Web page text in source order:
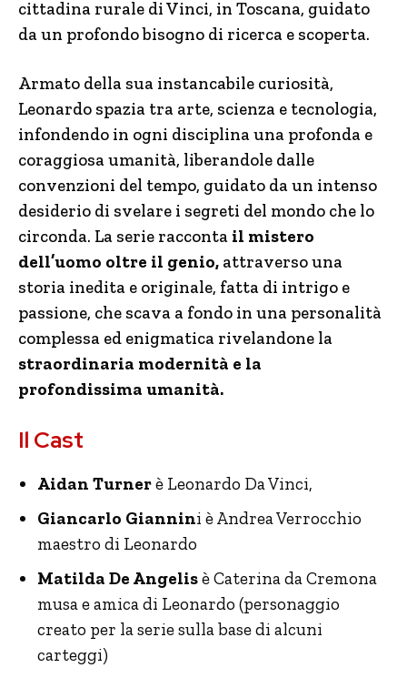
cittadina rurale di Vinci, in Toscana, guidato
da un profondo bisogno di ricerca e scoperta.
Armato della sua instancabile curiosità,
Leonardo spazia tra arte, scienza e tecnologia,
infondendo in ogni disciplina una profonda e
coraggiosa umanità, liberandole dalle
convenzioni del tempo, guidato da un intenso
desiderio di svelare i segreti del mondo che lo
circonda. La serie racconta il mistero
dell’uomo oltre il genio, attraverso una
storia inedita e originale, fatta di intrigo e
passione, che scava a fondo in una personalità
complessa ed enigmatica rivelandone la
straordinaria modernità e la
profondissima umanità.
Il Cast
Aidan Turnerè Leonardo Da Vinci,
Giancarlo Giannini è Andrea Verrocchio
maestro di Leonardo
Matilda De Angelisè Caterina da Cremona
musa e amica di Leonardo (personaggio
creato per la serie sulla base di alcuni
carteggi)